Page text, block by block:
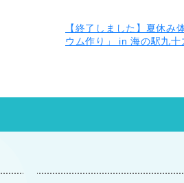
【終了しました】夏休み
ウム作り」 in 海の駅九十